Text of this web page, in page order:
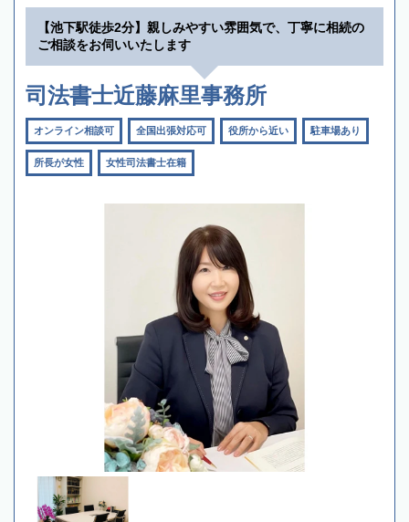
【池下駅徒歩2分】親しみやすい雰囲気で、丁寧に相続の
ご相談をお伺いいたします
司法書士近藤麻里事務所
オンライン相談可 全国出張対応可 役所から近い 駐車場あり
所長が女性 女性司法書士在籍